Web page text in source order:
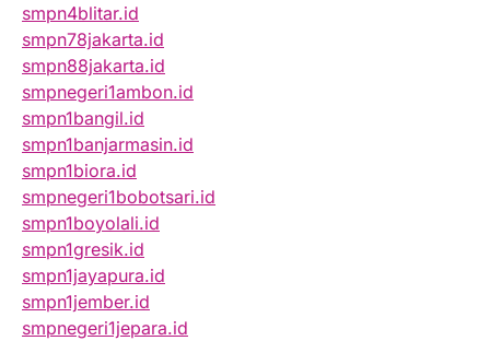
smpn4blitar.id
smpn78jakarta.id
smpn88jakarta.id
smpnegeri1ambon.id
smpn1bangil.id
smpn1banjarmasin.id
smpn1biora.id
smpnegeri1bobotsari.id
smpn1boyolali.id
smpn1gresik.id
smpn1jayapura.id
smpn1jember.id
smpnegeri1jepara.id